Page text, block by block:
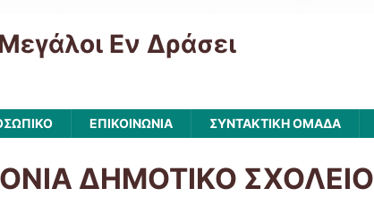
Εν Δράσει
ΕΠΙΚΟΙΝΩΝΙΑ ΣΥΝΤΑΚΤΙΚΗ ΟΜΑΔΑ
ΔΗΜΟΤΙΚΟ ΣΧΟΛΕΙΟ